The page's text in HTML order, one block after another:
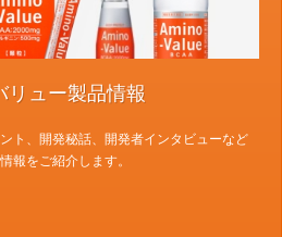
リュー製品情報
ト、開発秘話、開発者インタビューなど
報をご紹介します。